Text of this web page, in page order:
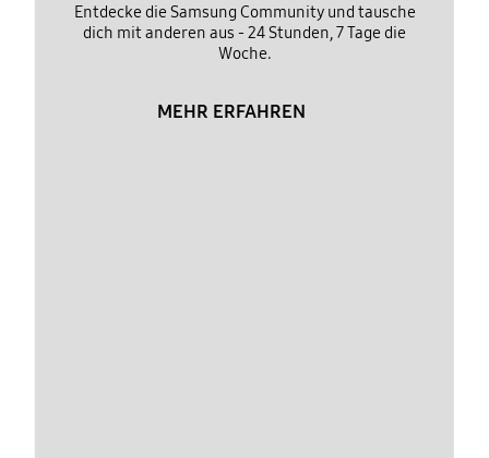
Entdecke die Samsung Community und tausche
dich mit anderen aus - 24 Stunden, 7 Tage die
Woche.
MEHR ERFAHREN